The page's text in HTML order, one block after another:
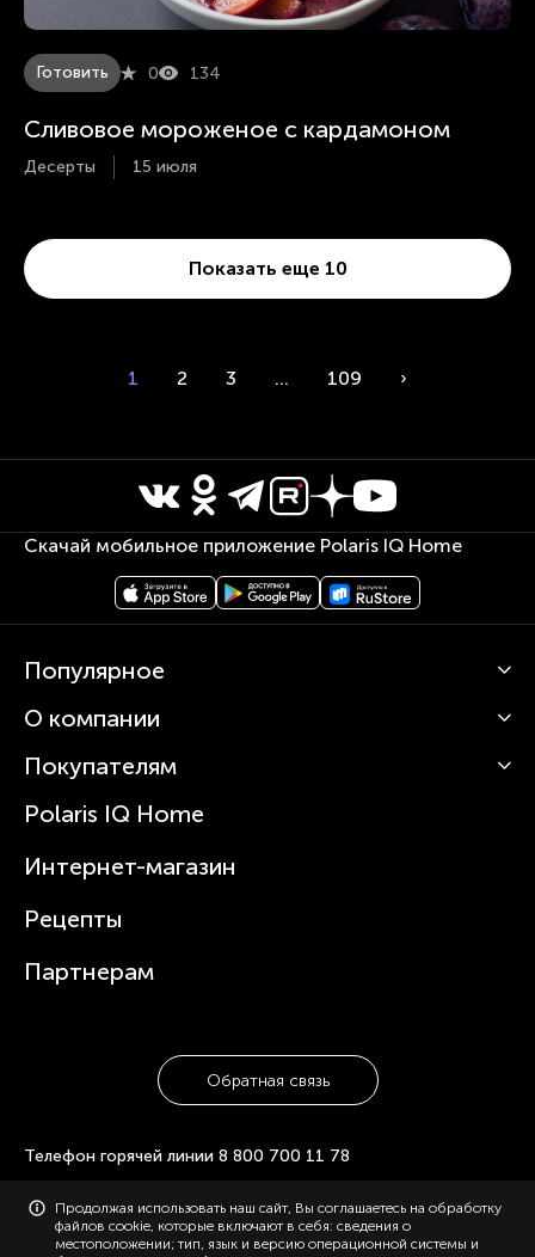
Готовить 0 134
Сливовое мороженое с кардамоном
Десерты 15 июля
Показать еще 10
1 2 3 ... 109 ›
Скачай мобильное приложение Polaris IQ Home
Популярное
Кофемашины
Вертикальные пылесосы
Зубные щетки и ирригаторы
Увлажнители
Посуда
О компании
О Polaris
Статьи
Покупателям
Сервисные центры
Где купить
Polaris IQ Home
Интернет-магазин
Рецепты
Партнерам
Обратная связь
Телефон горячей линии 8 800 700 11 78
© 2006-2026 «Polaris». Все права защищены. Использование
материалов с сайта polaris.ru возможно только с разрешения
администрации, с указанием активной ссылки на сайт.
Продолжая использовать наш сайт, Вы соглашаетесь на обработку
файлов cookie, которые включают в себя: сведения о
местоположении; тип, язык и версию операционной системы и